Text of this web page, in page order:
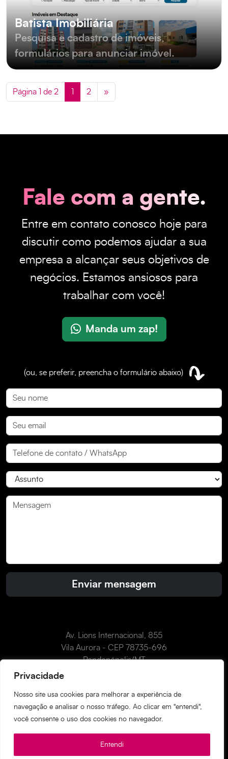
Privacidade
Nosso site usa cookies para melhorar a experiência de
navegação e analisar o nosso tráfego. Ao clicar em "entendi",
você consente o uso dos cookies no navegador.
Entendi
Batista Imobiliária
Pesquisa e cadastro de imóveis,
formulários para anunciar imóvel.
Página 1 de 2 2 »
Fale com a gente.
Entre em contato conosco hoje para
discutir como podemos ajudar a sua
empresa a alcançar seus objetivos de
negócios. Estamos ansiosos para
trabalhar com você!
Manda um zap!
(ou, se preferir, preencha o formulário abaixo)
Av. Lions Internacional, 855
Vila Aurora - CEP 78735-696
Rondonópolis/MT
Instagram
Facebook
WhatsApp
LinkedIn
YouTube